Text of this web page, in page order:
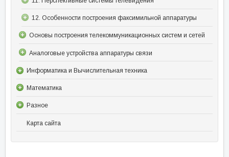
12. Особенности построения факсимильной аппаратуры
Основы построения телекоммуникационных систем и сетей
Аналоговые устройства аппаратуры связи
Информатика и Вычислительная техника
Математика
Разное
Карта сайта